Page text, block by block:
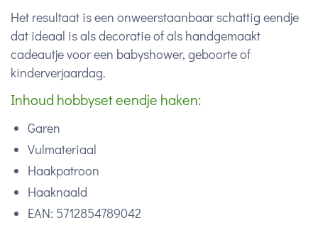
Het resultaat is een onweerstaanbaar schattig eendje
dat ideaal is als decoratie of als handgemaakt
cadeautje voor een babyshower, geboorte of
kinderverjaardag.
Inhoud hobbyset eendje haken:
Garen
Vulmateriaal
Haakpatroon
Haaknaald
EAN: 5712854789042